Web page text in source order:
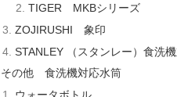
TIGER MKBシリーズ
ZOJIRUSHI 象印
STANLEY （スタンレー）食洗
その他 食洗機対応水筒